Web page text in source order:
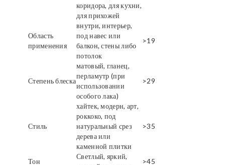
коридора, для кухни,
для прихожей
Область
применения
внутри, интерьер,
под навес или
балкон, стены либо
потолок
>19
Степень блеска
матовый, гланец,
перламутр (при
использовании
особого лака)
>29
Стиль
хайтек, модерн, арт,
роккоко, под
натуральный срез
дерева или
каменной плитки
>35
Тон
Светлый, яркий,
>45